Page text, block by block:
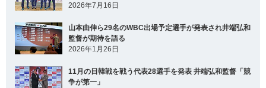
2026年7月16日
山本由伸ら29名のWBC出場予定選手が発表され井端弘和
監督が期待を語る
2026年1月26日
11月の日韓戦を戦う代表28選手を発表 井端弘和監督「競
争が第一」